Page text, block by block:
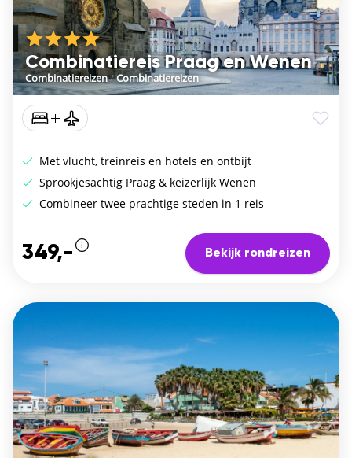
Combinatiereis Praag en Wenen
Combinatiereizen/Combinatiereizen
Met vlucht, treinreis en hotels en ontbijt
Sprookjesachtig Praag & keizerlijk Wenen
Combineer twee prachtige steden in 1 reis
349,- Bekijk rondreizen